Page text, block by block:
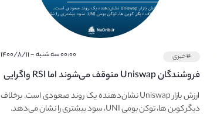
#خبری ۰۰:۰۰ سه شنبه - ۱۴۰۰/۸/۱۱
فروشندگان Uniswap متوقف می‌شوند اما RSI واگرایی
قیمت UNI نزولی را توسعه می‌دهد.
ارزش بازار Uniswap نشان‌دهنده یک روند صعودی است. برخلاف
دیگر کوین ها، توکن بومی UNI، سود بیشتری را نشان می‌دهد.